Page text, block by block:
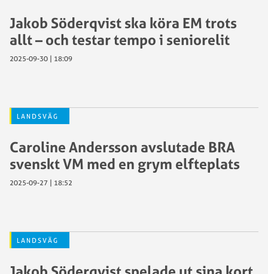
Jakob Söderqvist ska köra EM trots
allt – och testar tempo i seniorelit
2025-09-30 | 18:09
LANDSVÄG
Caroline Andersson avslutade BRA
svenskt VM med en grym elfteplats
2025-09-27 | 18:52
LANDSVÄG